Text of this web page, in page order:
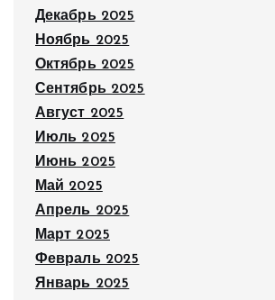
Декабрь 2025
Ноябрь 2025
Октябрь 2025
Сентябрь 2025
Август 2025
Июль 2025
Июнь 2025
Май 2025
Апрель 2025
Март 2025
Февраль 2025
Январь 2025